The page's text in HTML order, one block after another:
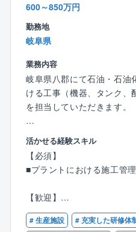
600～850万円
勤務地
岐阜県
業務内容
岐阜県八郡にて石油・石油
ける工事（機器、タンク、
を担当していただきます。
■業務内容
プラントにおける日常的な
修繕工事、改良工事、新設
通りに終了するように施工
現場・工程管理が中心で、
ナンスの割合は1：4程度と
活かせる経験スキル
【必須】
■プラントにおける施工管
【歓迎】
■石油・石油化学業界での
■下記などの資格保有者
# 生産施設 # 充実した研修体